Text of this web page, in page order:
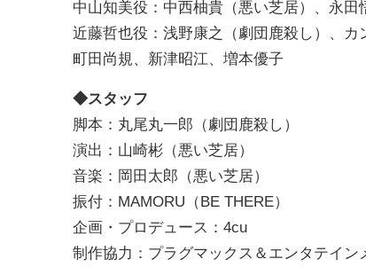
中山知美役：中西柚貴（悪い芝居）、永田
近藤哲也役：浅野康之（劇団鹿殺し）、カ
町田尚規、新津昭江、増本優子
◆スタッフ
脚本：丸尾丸一郎（劇団鹿殺し）
演出：山崎彬（悪い芝居）
音楽：岡田太郎（悪い芝居）
振付：MAMORU（BE THERE）
企画・プロデュース：4cu
制作協力：プラグマックス＆エンタテイン